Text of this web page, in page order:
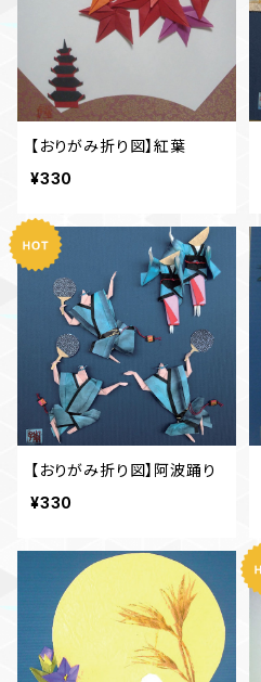
【おりがみ折り図】紅葉
¥330
【おりがみ折り図】阿波踊り
¥330